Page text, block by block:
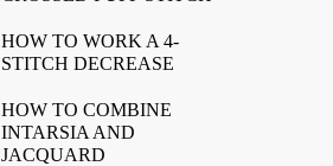
HOW TO WORK A 4-
STITCH DECREASE
HOW TO COMBINE
INTARSIA AND
JACQUARD